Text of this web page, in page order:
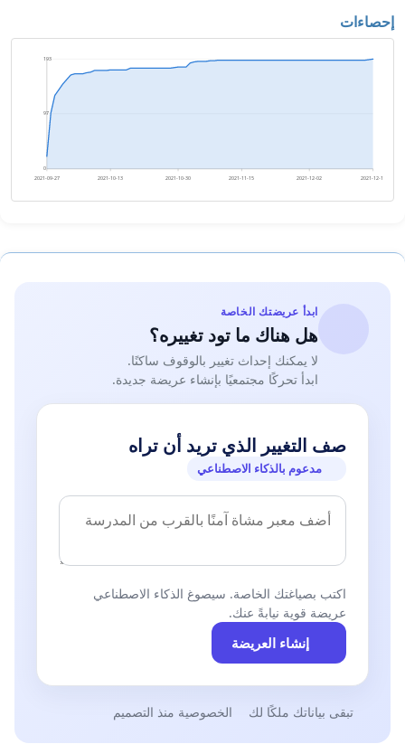
إحصاءات
0
97
193
2021-09-27 2021-10-13 2021-10-30 2021-11-15 2021-12-02 2021-12-18
ابدأ عريضتك الخاصة
هل هناك ما تود تغييره؟
لا يمكنك إحداث تغيير بالوقوف ساكنًا.
ابدأ تحركًا مجتمعيًا بإنشاء عريضة جديدة.
صف التغيير الذي تريد أن تراه
مدعوم بالذكاء الاصطناعي
اكتب بصياغتك الخاصة. سيصوغ الذكاء الاصطناعي
عريضة قوية نيابةً عنك.
إنشاء العريضة
تبقى بياناتك ملكًا لك الخصوصية منذ التصميم